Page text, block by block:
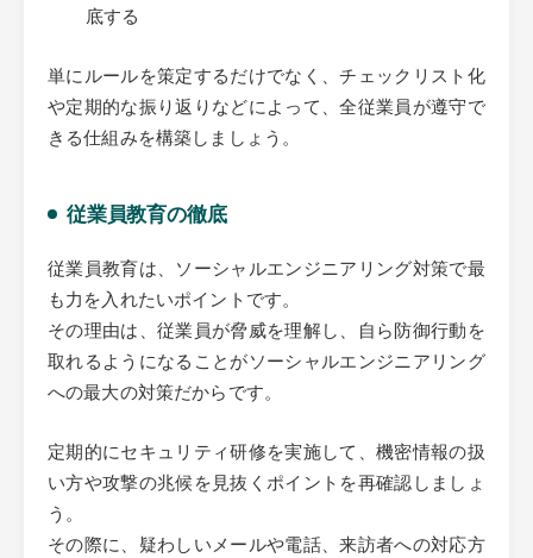
底する
単にルールを策定するだけでなく、チェックリスト化
や定期的な振り返りなどによって、全従業員が遵守で
きる仕組みを構築しましょう。
従業員教育の徹底
従業員教育は、ソーシャルエンジニアリング対策で最
も力を入れたいポイントです。
その理由は、従業員が脅威を理解し、自ら防御行動を
取れるようになることがソーシャルエンジニアリング
への最大の対策だからです。
定期的にセキュリティ研修を実施して、機密情報の扱
い方や攻撃の兆候を見抜くポイントを再確認しましょ
う。
その際に、疑わしいメールや電話、来訪者への対応方